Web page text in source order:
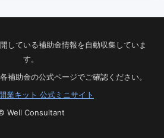
している補助金情報を自動収集していま
す。
補助金の公式ページでご確認ください。
業キット 公式ミニサイト
Well Consultant